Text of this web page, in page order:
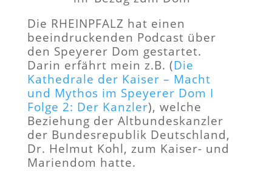
Die RHEINPFALZ hat einen
beeindruckenden Podcast über
den Speyerer Dom gestartet.
Darin erfährt mein z.B. (Die
Kathedrale der Kaiser – Macht
und Mythos im Speyerer Dom I
Folge 2: Der Kanzler), welche
Beziehung der Altbundeskanzler
der Bundesrepublik Deutschland,
Dr. Helmut Kohl, zum Kaiser- und
Mariendom hatte.